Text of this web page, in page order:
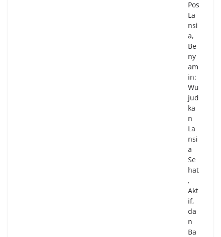
Pos
La
nsi
a,
Be
ny
am
in:
Wu
jud
ka
n
La
nsi
a
Se
hat
,
Akt
if,
da
n
Ba